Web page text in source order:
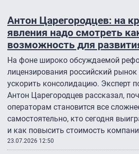
Антон Царегородцев: на
явления надо смотреть
возможность для
На фоне широко обсуждаемой
лицензирования российский
ускорить консолидацию. Эксперт
Антон Царегородцев рассказал,
операторам становится все
самостоятельно, кто сегодня
и как повысить стоимость
23.07.2026 12:50